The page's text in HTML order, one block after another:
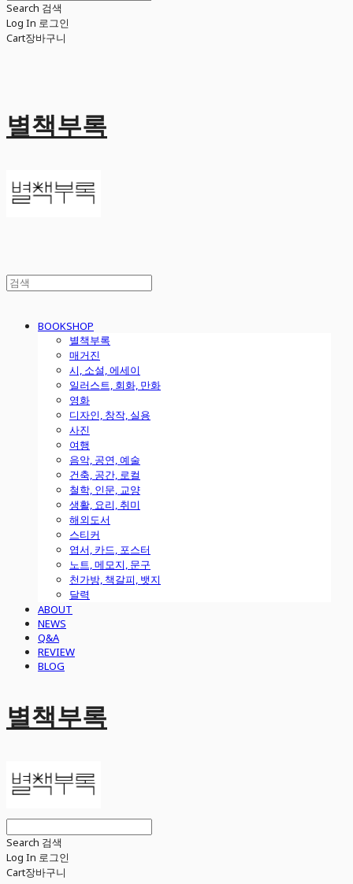
Search 검색
Log In 로그인
Cart장바구니
별책부록
BOOKSHOP
별책부록
매거진
시, 소설, 에세이
일러스트, 회화, 만화
영화
디자인, 창작, 실용
사진
여행
음악, 공연, 예술
건축, 공간, 로컬
철학, 인문, 교양
생활, 요리, 취미
해외도서
스티커
엽서, 카드, 포스터
노트, 메모지, 문구
천가방, 책갈피, 뱃지
달력
ABOUT
NEWS
Q&A
REVIEW
BLOG
별책부록
Search 검색
Log In 로그인
Cart장바구니